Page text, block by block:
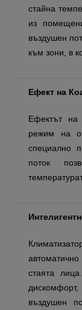
стайна
из
въздушен
към зони, в
Ефект на
Ефектът на
режим на
специално
поток
стаята
въздушен